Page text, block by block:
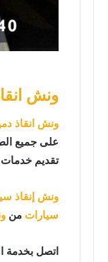
ونش
ونش انقاذ
على جميع
تقديم خدمات
ونش إنقاذ
سيارات من
اتصل بخدمة العملاء